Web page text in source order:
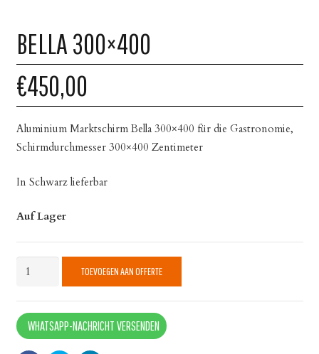
BELLA 300×400
€450,00
Aluminium Marktschirm Bella 300×400 für die Gastronomie,
Schirmdurchmesser 300×400 Zentimeter
In Schwarz lieferbar
Auf Lager
Bella
quantity
TOEVOEGEN AAN OFFERTE
WHATSAPP-NACHRICHT VERSENDEN